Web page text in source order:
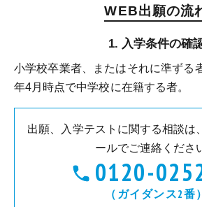
WEB出願の流
入学条件の確
小学校卒業者、またはそれに準ずる
年4月時点で中学校に在籍する者。
出願、入学テストに関する相談は
ールでご連絡くださ
0120-
（ガイダンス2番）